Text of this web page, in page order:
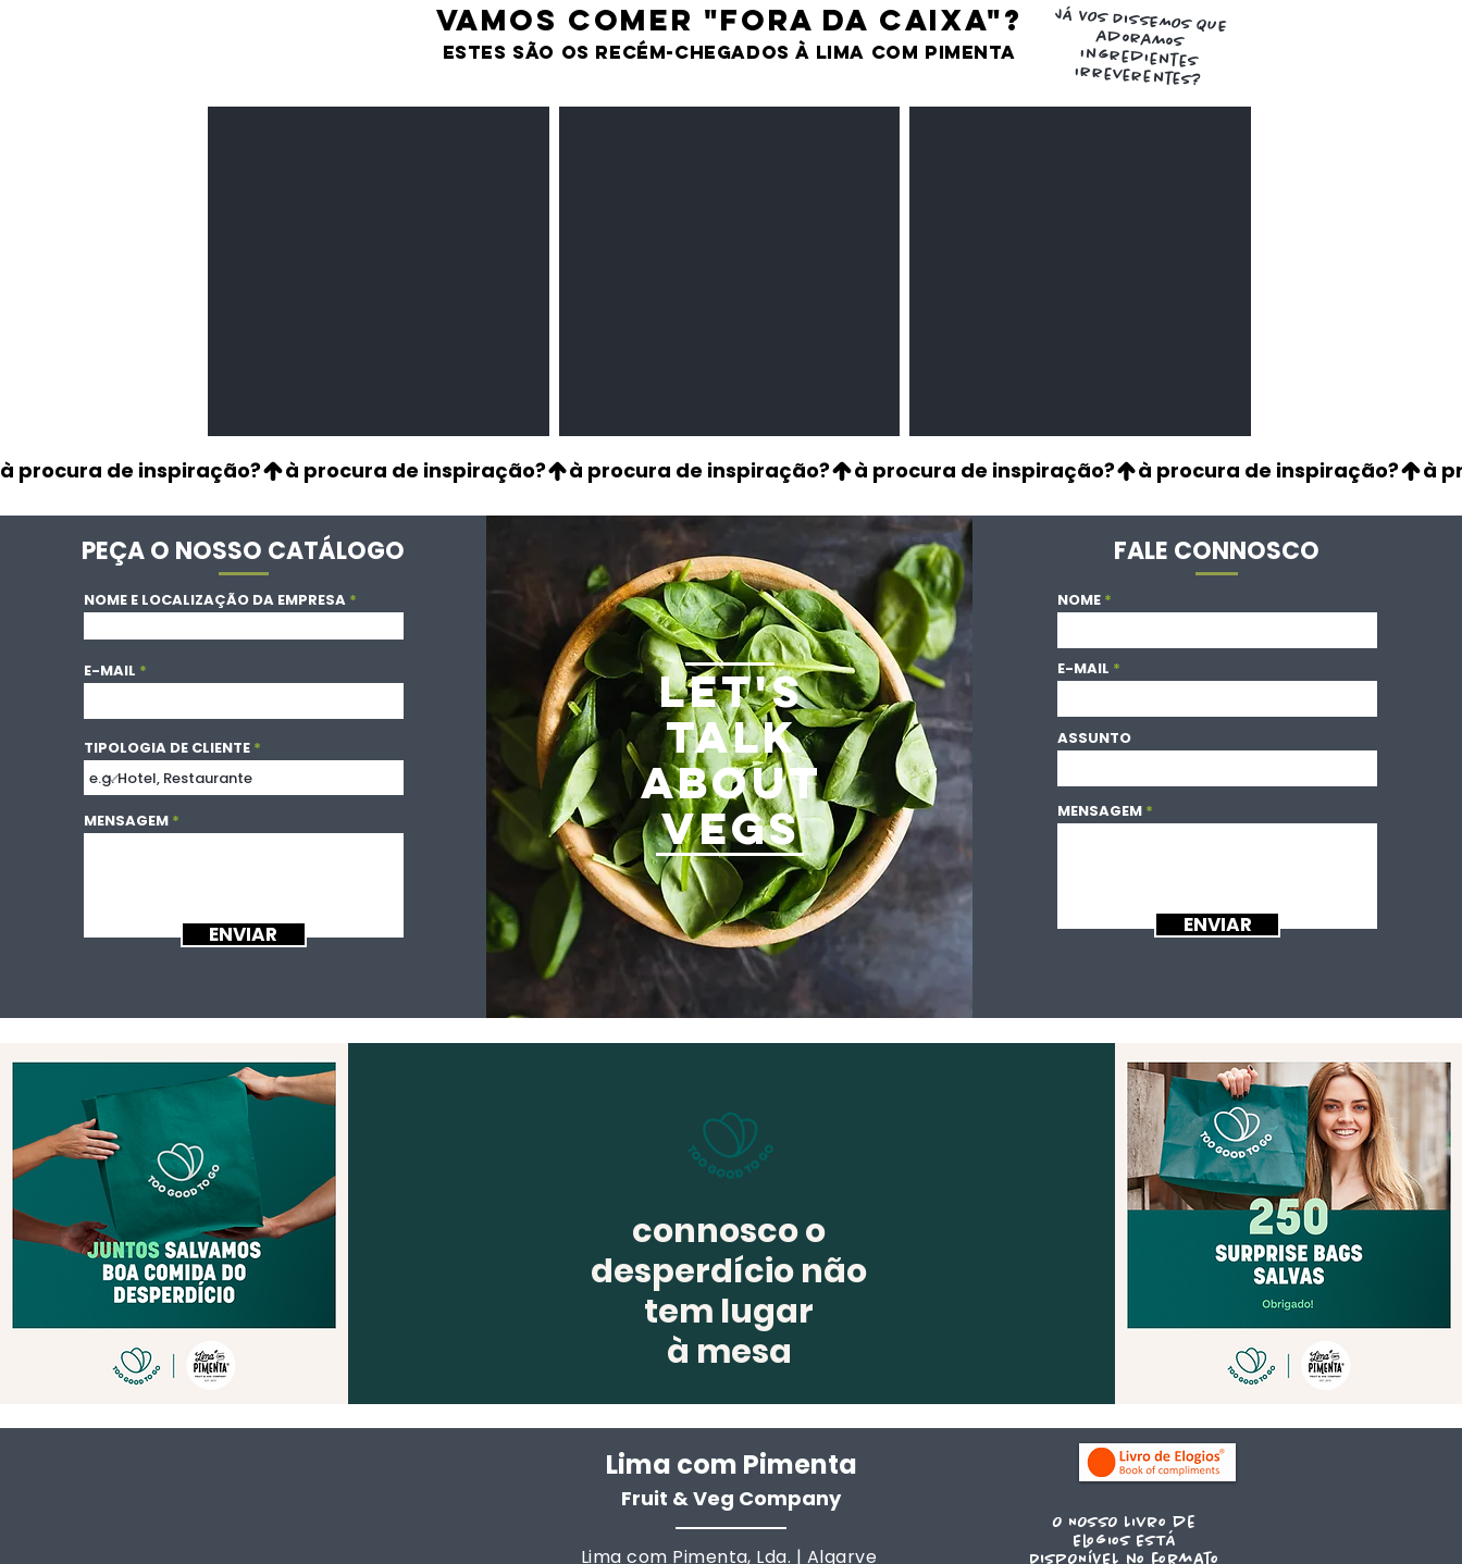
VAMOS comer "fora da caixa"?
estes são os recém-chegados À LIMA COM PIMENTA
JÁ VOS DISSEMOS QUE
adoramos
ingredientes
irreverentes?
à procura de inspiração?
PEÇA O NOSSO CATÁLOGO
NOME E LOCALIZAÇÃO DA EMPRESA
E-MAIL
TIPOLOGIA DE CLIENTE
MENSAGEM
ENVIAR
LET'S
TALK
ABOUT
VEGS
FALE CONNOSCO
NOME
E-MAIL
ASSUNTO
MENSAGEM
ENVIAR
connosco o
desperdício não
tem lugar
à mesa
Lima com Pimenta
Fruit & Veg Company
Lima com Pimenta, Lda. | Algarve
O NOSSO Livro de
Elogios ESTÁ
DISPONÍVEL no formato